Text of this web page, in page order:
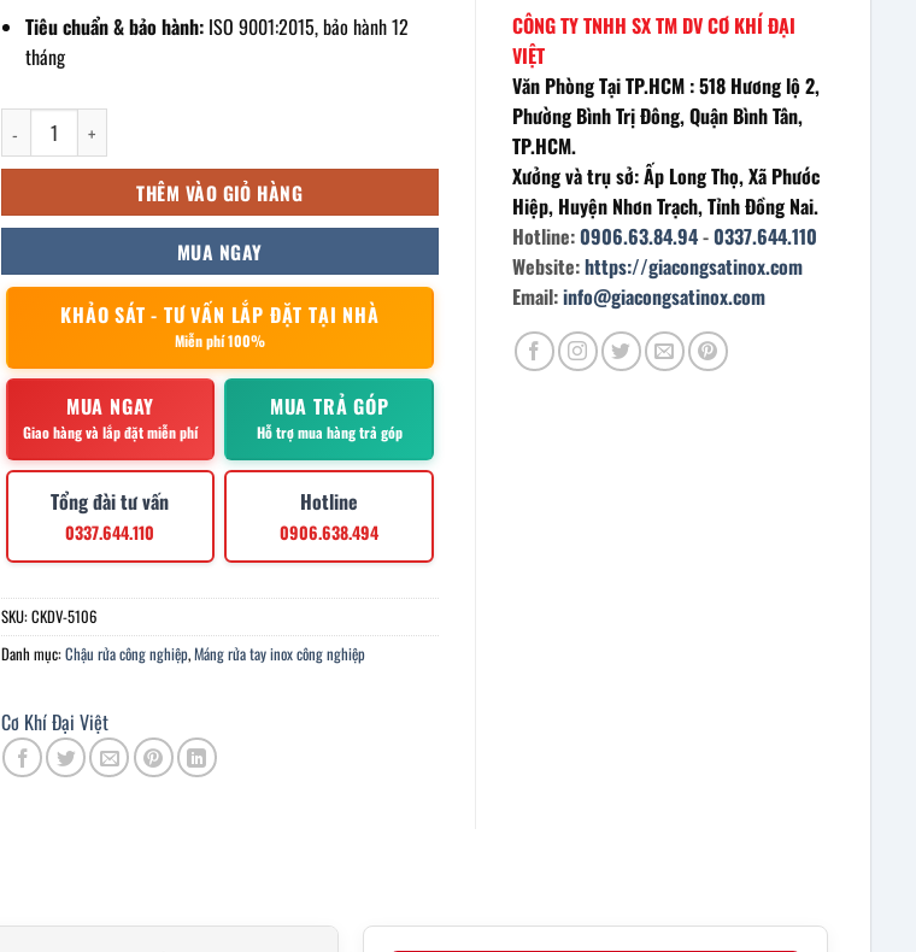
Tiêu chuẩn & bảo hành: ISO 9001:2015, bảo hành 12
tháng
Máng rửa tay inox công nghiệp 1 kệ 3000x600x800mm số lượng
THÊM VÀO GIỎ HÀNG
MUA NGAY
KHẢO SÁT - TƯ VẤN LẮP ĐẶT TẠI NHÀ
Miễn phí 100%
MUA NGAY
Giao hàng và lắp đặt miễn phí
MUA TRẢ GÓP
Hỗ trợ mua hàng trả góp
Tổng đài tư vấn
0337.644.110
Hotline
0906.638.494
SKU:CKDV-5106
Danh mục:Chậu rửa công nghiệp,Máng rửa tay inox công nghiệp
Cơ Khí Đại Việt
CÔNG TY TNHH SX TM DV CƠ KHÍ ĐẠI
VIỆT
Văn Phòng Tại TP.HCM : 518 Hương lộ 2,
Phường Bình Trị Đông, Quận Bình Tân,
TP.HCM.
Xưởng và trụ sở: Ấp Long Thọ, Xã Phước
Hiệp, Huyện Nhơn Trạch, Tỉnh Đồng Nai.
Hotline:0906.63.84.94-0337.644.110
Website:https://giacongsatinox.com
Email:info@giacongsatinox.com